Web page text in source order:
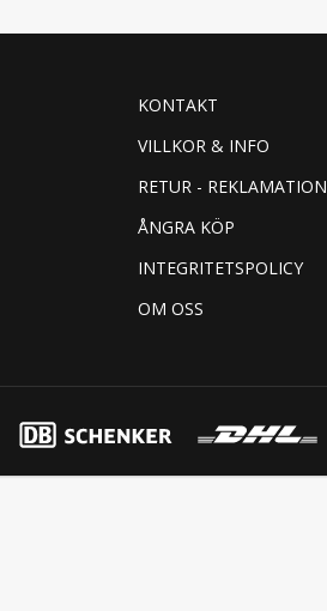
KONTAKT
VILLKOR & INFO
RETUR - REKLAMATION
ÅNGRA KÖP
INTEGRITETSPOLICY
OM OSS